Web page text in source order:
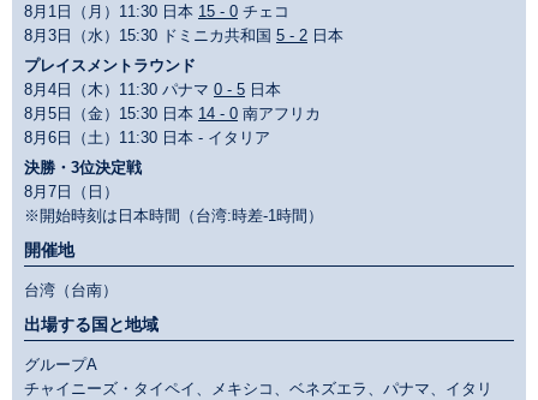
8月1日（月）11:30 日本 15 - 0 チェコ
8月3日（水）15:30 ドミニカ共和国 5 - 2 日本
プレイスメントラウンド
8月4日（木）11:30 パナマ 0 - 5 日本
8月5日（金）15:30 日本 14 - 0 南アフリカ
8月6日（土）11:30 日本 - イタリア
決勝・3位決定戦
8月7日（日）
※開始時刻は日本時間（台湾:時差-1時間）
開催地
台湾（台南）
出場する国と地域
グループA
チャイニーズ・タイペイ、メキシコ、ベネズエラ、パナマ、イタリ